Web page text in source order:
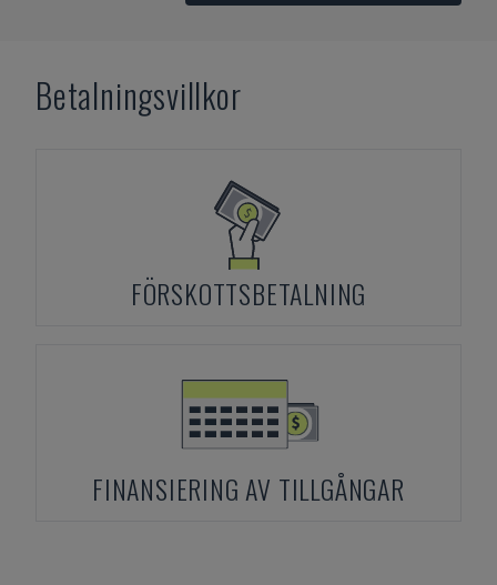
Betalningsvillkor
FÖRSKOTTSBETALNING
FINANSIERING AV TILLGÅNGAR